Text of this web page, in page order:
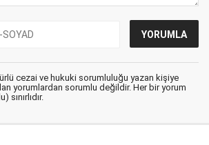
cezai ve hukuki sorumluluğu yazan kişiye
yorumlardan sorumlu değildir. Her bir yorum
sınırlıdır.